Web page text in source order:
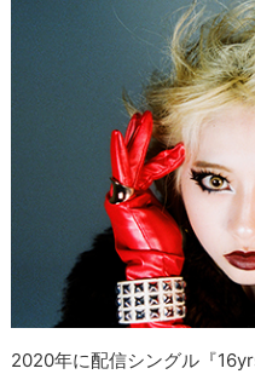
2020年に配信シングル『